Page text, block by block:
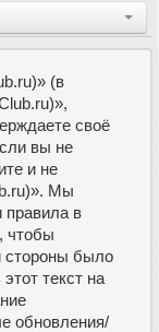
(в
своё
вы не
и не
Мы
правила в
чтобы
стороны было
текст на
обновления/